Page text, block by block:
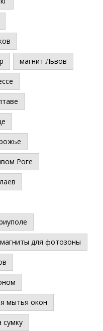
магнит Львов
Роге
магниты для фотозоны
мытья окон
сумку